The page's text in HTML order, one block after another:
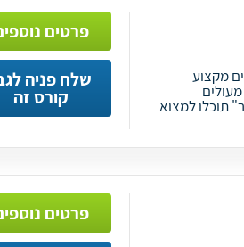
מקצוע
תוכלו למצוא
פרטים
שלח פניה
קורס זה
פרטים